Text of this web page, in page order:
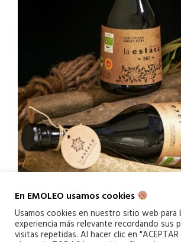
En EMOLEO usamos cookies
Usamos cookies en nuestro sitio web para
experiencia más relevante recordando sus
visitas repetidas. Al hacer clic en